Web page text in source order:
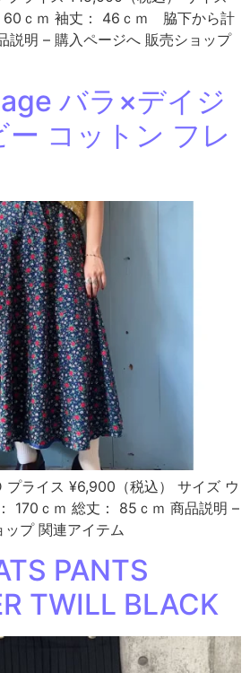
60ｃｍ 袖丈： 46ｃｍ 脇下から計
説明 – 購入ページへ 販売ショップ
バラ×デイジ
ー コットン フレ
プライス ¥6,900（税込） サイズ ウ
170ｃｍ 総丈： 85ｃｍ 商品説明 –
プ 関連アイテム
PANTS
TWILL BLACK